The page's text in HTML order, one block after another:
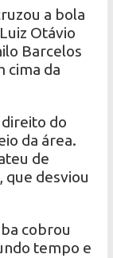
a bola
Otávio
Barcelos
cima da
do
da área.
de
que desviou
cobrou
tempo e